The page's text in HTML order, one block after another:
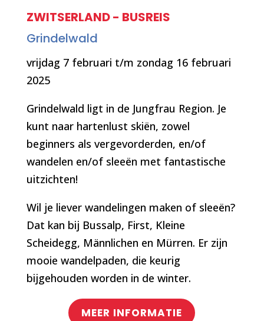
ZWITSERLAND - BUSREIS
Grindelwald
vrijdag 7 februari t/m zondag 16 februari
2025
Grindelwald ligt in de Jungfrau Region. Je
kunt naar hartenlust skiën, zowel
beginners als vergevorderden, en/of
wandelen en/of sleeën met fantastische
uitzichten!
Wil je liever wandelingen maken of sleeën?
Dat kan bij Bussalp, First, Kleine
Scheidegg, Männlichen en Mürren. Er zijn
mooie wandelpaden, die keurig
bijgehouden worden in de winter.
MEER INFORMATIE